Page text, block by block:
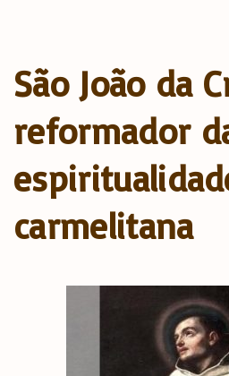
São João da
reformador
carmelitana